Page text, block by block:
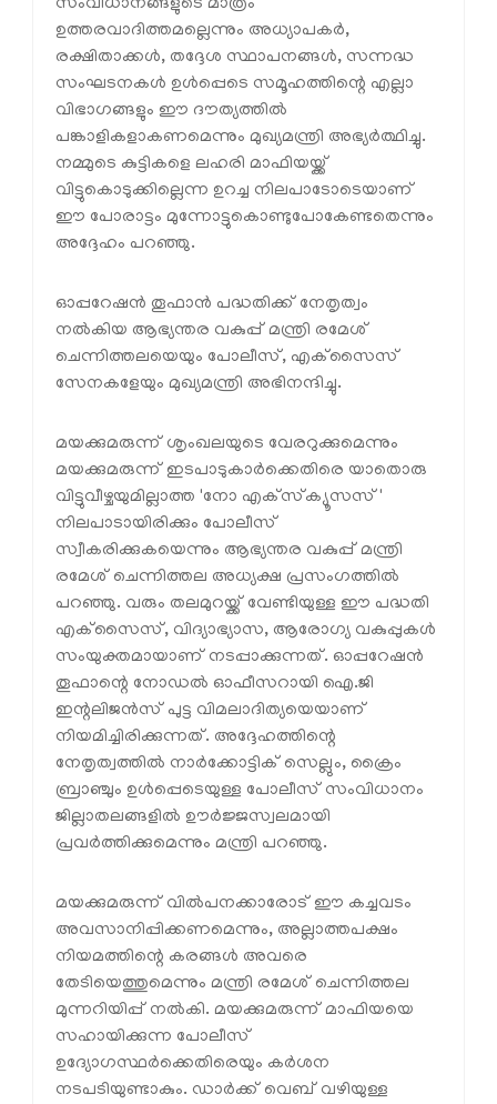
സംവിധാനങ്ങളുടെ മാത്രം
ഉത്തരവാദിത്തമല്ലെന്നും അധ്യാപകർ,
രക്ഷിതാക്കൾ, തദ്ദേശ സ്ഥാപനങ്ങൾ, സന്നദ്ധ
സംഘടനകൾ ഉൾപ്പെടെ സമൂഹത്തിന്റെ എല്ലാ
വിഭാഗങ്ങളും ഈ ദൗത്യത്തിൽ
പങ്കാളികളാകണമെന്നും മുഖ്യമന്ത്രി അഭ്യർത്ഥിച്ചു.
നമ്മുടെ കുട്ടികളെ ലഹരി മാഫിയയ്ക്ക്
വിട്ടുകൊടുക്കില്ലെന്ന ഉറച്ച നിലപാടോടെയാണ്
ഈ പോരാട്ടം മുന്നോട്ടുകൊണ്ടുപോകേണ്ടതെന്നും
അദ്ദേഹം പറഞ്ഞു.
ഓപ്പറേഷൻ തൂഫാൻ പദ്ധതിക്ക് നേതൃത്വം
നൽകിയ ആഭ്യന്തര വകുപ്പ് മന്ത്രി രമേശ്
ചെന്നിത്തലയെയും പോലീസ്, എക്‌സൈസ്
സേനകളേയും മുഖ്യമന്ത്രി അഭിനന്ദിച്ചു.
മയക്കുമരുന്ന് ശൃംഖലയുടെ വേരറുക്കുമെന്നും
മയക്കുമരുന്ന് ഇടപാടുകാർക്കെതിരെ യാതൊരു
വിട്ടുവീഴ്ചയുമില്ലാത്ത 'നോ എക്‌സ്‌ക്യൂസസ്'
നിലപാടായിരിക്കും പോലീസ്
സ്വീകരിക്കുകയെന്നും ആഭ്യന്തര വകുപ്പ് മന്ത്രി
രമേശ് ചെന്നിത്തല അധ്യക്ഷ പ്രസംഗത്തിൽ
പറഞ്ഞു. വരും തലമുറയ്ക്ക് വേണ്ടിയുള്ള ഈ പദ്ധതി
എക്‌സൈസ്, വിദ്യാഭ്യാസ, ആരോഗ്യ വകുപ്പുകൾ
സംയുക്തമായാണ് നടപ്പാക്കുന്നത്. ഓപ്പറേഷൻ
തൂഫാന്റെ നോഡൽ ഓഫീസറായി ഐ.ജി
ഇന്റലിജൻസ് പുട്ട വിമലാദിത്യയെയാണ്
നിയമിച്ചിരിക്കുന്നത്. അദ്ദേഹത്തിന്റെ
നേതൃത്വത്തിൽ നാർക്കോട്ടിക് സെല്ലും, ക്രൈം
ബ്രാഞ്ചും ഉൾപ്പെടെയുള്ള പോലീസ് സംവിധാനം
ജില്ലാതലങ്ങളിൽ ഊർജ്ജസ്വലമായി
പ്രവർത്തിക്കുമെന്നും മന്ത്രി പറഞ്ഞു.
മയക്കുമരുന്ന് വിൽപനക്കാരോട് ഈ കച്ചവടം
അവസാനിപ്പിക്കണമെന്നും, അല്ലാത്തപക്ഷം
നിയമത്തിന്റെ കരങ്ങൾ അവരെ
തേടിയെത്തുമെന്നും മന്ത്രി രമേശ് ചെന്നിത്തല
മുന്നറിയിപ്പ് നൽകി. മയക്കുമരുന്ന് മാഫിയയെ
സഹായിക്കുന്ന പോലീസ്
ഉദ്യോഗസ്ഥർക്കെതിരെയും കർശന
നടപടിയുണ്ടാകും. ഡാർക്ക് വെബ് വഴിയുള്ള